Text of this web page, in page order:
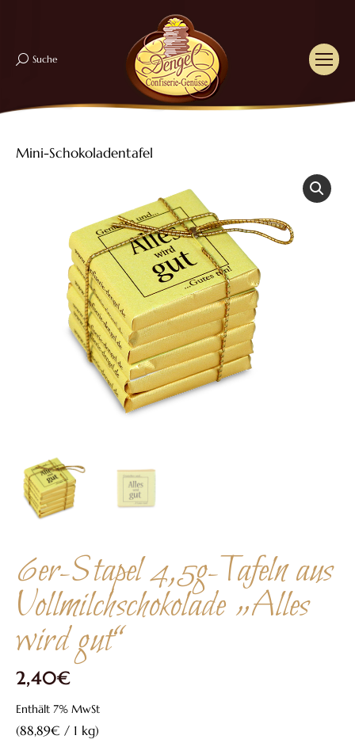
Search:
Suche
6er-Stapel 4,5g-Tafeln aus
Vollmilchschokolade „Alles
wird gut“
2,40€
Enthält 7% MwSt
(88,89€ / 1 kg)
Mini-Schokoladentafel